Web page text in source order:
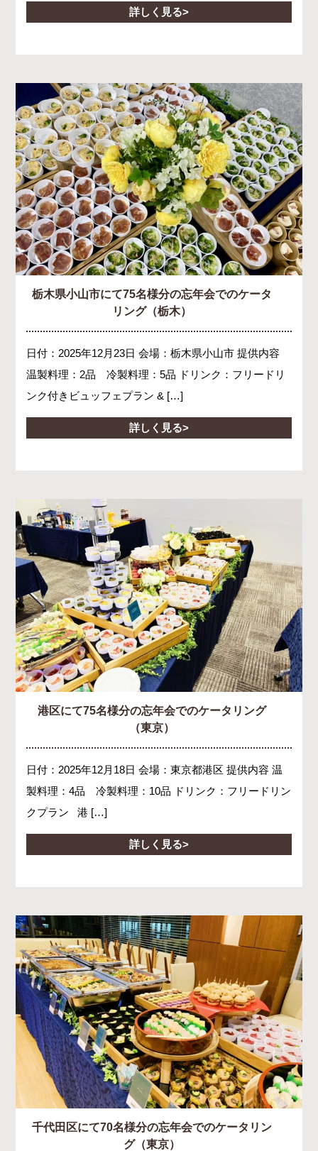
詳しく見る
栃木県小山市にて75名様分の忘年会でのケータ
リング（栃木）
日付：2025年12月23日 会場：栃木県小山市 提供内容
温製料理：2品 冷製料理：5品 ドリンク：フリードリ
ンク付きビュッフェプラン & […]
詳しく見る
港区にて75名様分の忘年会でのケータリング
（東京）
日付：2025年12月18日 会場：東京都港区 提供内容 温
製料理：4品 冷製料理：10品 ドリンク：フリードリン
クプラン 港 […]
詳しく見る
千代田区にて70名様分の忘年会でのケータリン
グ（東京）